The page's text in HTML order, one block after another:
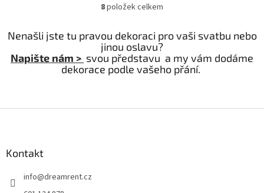
O
l
á
d
a
r
8položek celkem
Nenašli jste tu pravou dekoraci pro vaši svatbu nebo
jinou oslavu?
Napište nám > svou představu a my vám dodáme
dekorace podle vašeho přání.
Kontakt
info@dreamrent.cz